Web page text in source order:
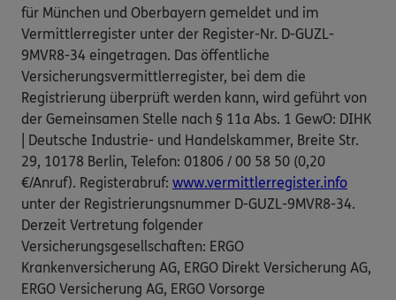
für München und Oberbayern gemeldet und im
Vermittlerregister unter der Register-Nr. D-GUZL-
9MVR8-34 eingetragen. Das öffentliche
Versicherungsvermittlerregister, bei dem die
Registrierung überprüft werden kann, wird geführt von
der Gemeinsamen Stelle nach § 11a Abs. 1 GewO: DIHK
| Deutsche Industrie- und Handelskammer, Breite Str.
29, 10178 Berlin, Telefon: 01806 / 00 58 50 (0,20
€/Anruf). Registerabruf: www.vermittlerregister.info
unter der Registrierungsnummer D-GUZL-9MVR8-34.
Derzeit Vertretung folgender
Versicherungsgesellschaften: ERGO
Krankenversicherung AG, ERGO Direkt Versicherung AG,
ERGO Versicherung AG, ERGO Vorsorge